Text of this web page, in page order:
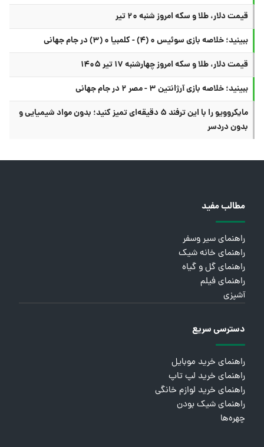
قیمت دلار، طلا و سکه امروز شنبه ۲۰ تیر
ببینید؛ خلاصه بازی سوئیس ۰ (۴) - کلمبیا ۰ (۳) در جام جهانی
قیمت دلار، طلا و سکه امروز چهارشنبه ۱۷ تیر ۱۴۰۵
ببینید؛ خلاصه بازی آرژانتین ۳ - مصر ۲ در جام جهانی
مایکروویو را با این ترفند ۵ دقیقه‌ای تمیز کنید؛ بدون مواد شیمیایی و
بدون دردسر
مطالب مفید
راهنمای سیر وسفر
راهنمای خانه شیک
راهنمای گل و گیاه
راهنمای فیلم
آشپزی
دسترسی سریع
راهنمای خرید موبایل
راهنمای خرید لپ تاپ
راهنمای خرید لوازم خانگی
راهنمای شیک بودن
چهره‌ها